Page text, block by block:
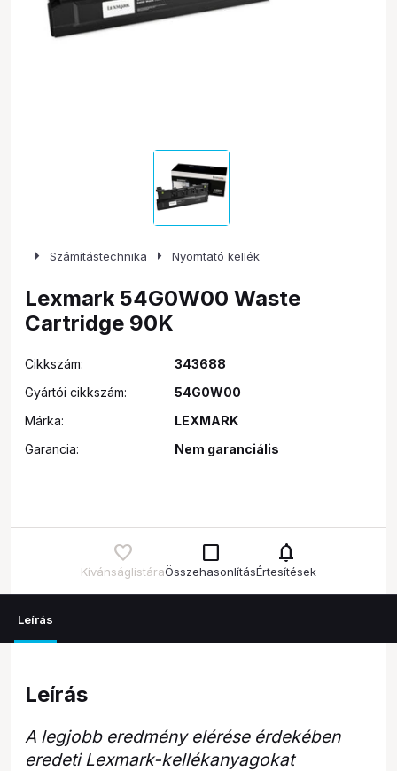
arrow_right Számítástechnika arrow_right Nyomtató kellék
Lexmark 54G0W00 Waste
Cartridge 90K
Cikkszám:
343688
Gyártói cikkszám:
54G0W00
Márka:
LEXMARK
Garancia:
Nem garanciális
Kívánságlistára
check_box_outline_blank
Összehasonlítás
notifications
Értesítések
Leírás
Leírás
A legjobb eredmény elérése érdekében
eredeti Lexmark-kellékanyagokat